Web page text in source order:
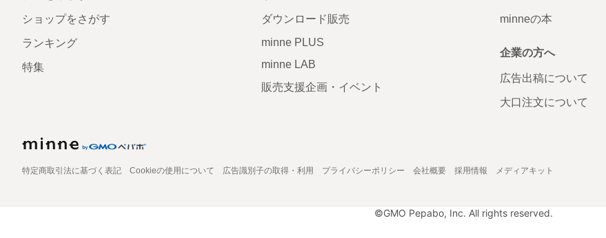
ショップをさがす
ランキング
特集
ダウンロード販売
minne PLUS
minne LAB
販売支援企画・イベント
minneの本
企業の方へ
広告出稿について
大口注文について
特定商取引法に基づく表記 Cookieの使用について 広告識別子の取得・利用 プライバシーポリシー 会社概要 採用情報 メディアキット
©GMO Pepabo, Inc. All rights reserved.